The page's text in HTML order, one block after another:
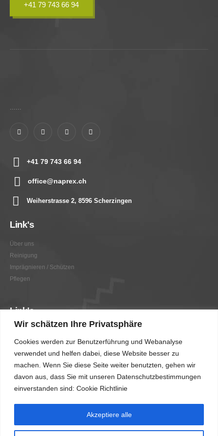
Wir schätzen Ihre Privatsphäre
Cookies werden zur Benutzerführung und Webanalyse
verwendet und helfen dabei, diese Website besser zu
machen. Wenn Sie diese Seite weiter benutzten, gehen wir
davon aus, dass Sie mit unseren Datenschutzbestimmungen
einverstanden sind: Cookie Richtlinie
Akzeptiere alle
+41 79 743 66 94
+41 79 743 66 94
office@naprex.ch
Weiherstrasse 2, 8596 Scherzingen
Link's
Über uns
Reinigung
Imprägnieren / Schützen
Pflegen
Link's
Beratung
Vorher/Nachher
AGB
Impressum